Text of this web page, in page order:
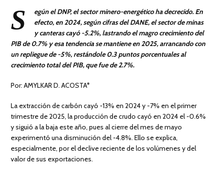
S
egún el DNP, el sector minero-energético ha decrecido. En
efecto, en 2024, según cifras del DANE, el sector de minas
y canteras cayó -5.2%, lastrando el magro crecimiento del
PIB de 0.7% y esa tendencia se mantiene en 2025, arrancando con
un repliegue de -5%, restándole 0.3 puntos porcentuales al
crecimiento total del PIB, que fue de 2.7%.
Por: AMYLKAR D. ACOSTA*
La extracción de carbón cayó -13% en 2024 y -7% en el primer
trimestre de 2025, la producción de crudo cayó en 2024 el -0.6%
y siguió a la baja este año, pues al cierre del mes de mayo
experimentó una disminución del -4.8%. Ello se explica,
especialmente, por el declive reciente de los volúmenes y del
valor de sus exportaciones.